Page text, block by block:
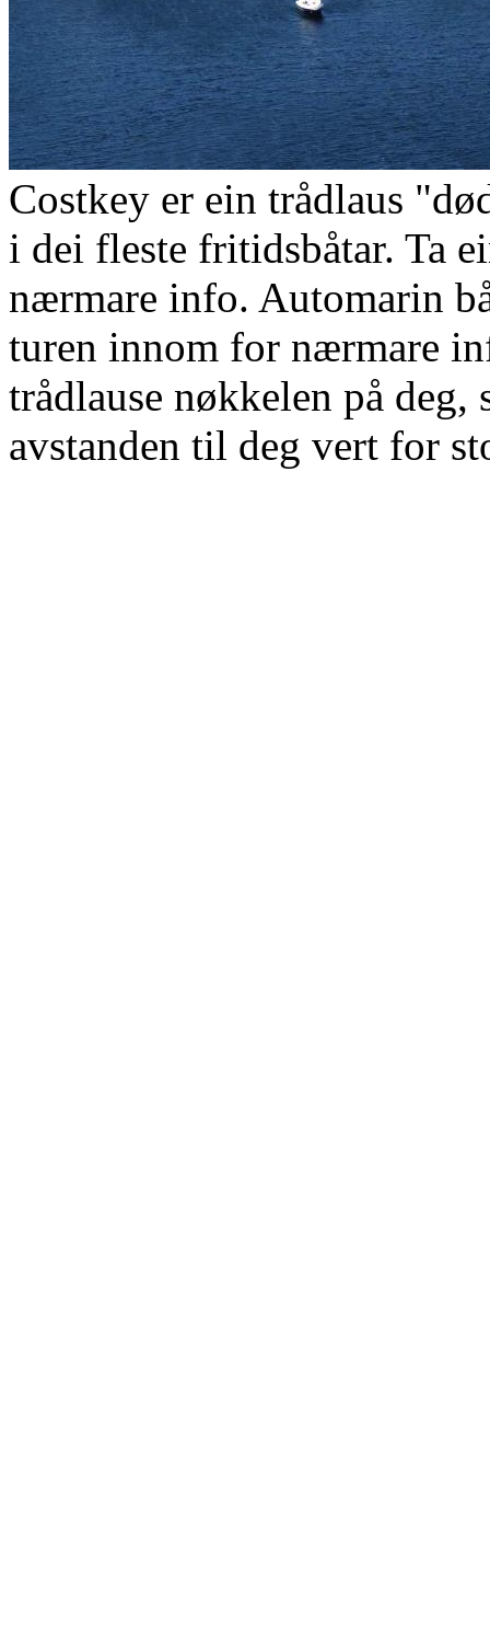
Costkey er ein trådlaus
i dei fleste fritidsbåtar. Ta
nærmare info. Automarin
turen innom for nærmare
trådlause nøkkelen på
avstanden til deg vert for